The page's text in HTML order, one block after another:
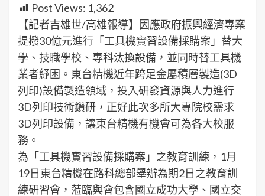
Post Views: 1,362
【記者吉雄世/高雄報導】因應政府振興經濟專案
提撥30億元進行「工具機實習設備採購案」替大
學、技職學校、專科汰換設備，並同時替工具機
業者紓困。東台精機近年跨足金屬積層製造(3D
列印)設備製造領域，投入研發資源與人力進行
3D列印技術鑽研，正好此次多所大專院校需求
3D列印設備，讓東台精機有機會可為各大校服
務。
為「工具機實習設備採購案」之教育訓練，1月
19日東台精機在路科總部舉辦為期2日之教育訓
練研習會，蒞臨與會包含國立成功大學、國立交